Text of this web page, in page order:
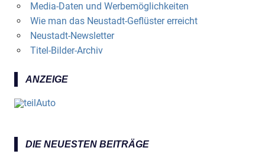
Media-Daten und Werbemöglichkeiten
Wie man das Neustadt-Geflüster erreicht
Neustadt-Newsletter
Titel-Bilder-Archiv
ANZEIGE
DIE NEUESTEN BEITRÄGE